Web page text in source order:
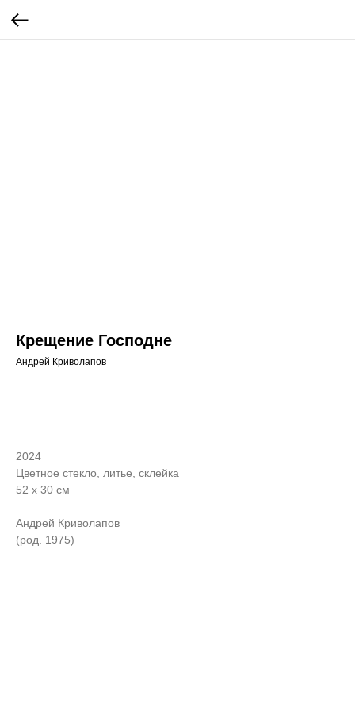
Крещение Господне
Андрей Криволапов
2024
Цветное стекло, литье, склейка
52 х 30 см
Андрей Криволапов
(род. 1975)